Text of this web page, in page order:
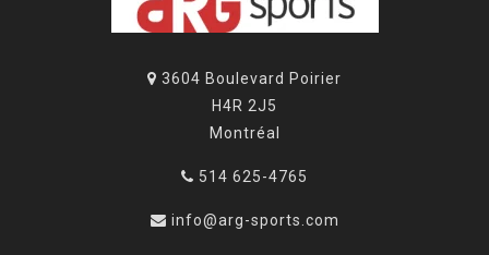
3604 Boulevard Poirier
H4R 2J5
Montréal
514 625-4765
info@arg-sports.com